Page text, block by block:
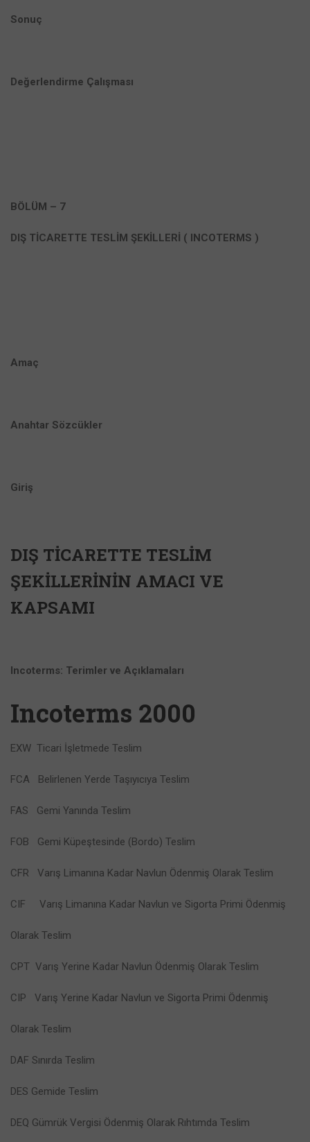
Sonuç
Değerlendirme Çalışması
BÖLÜM – 7
DIŞ TİCARETTE TESLİM ŞEKİLLERİ ( INCOTERMS )
Amaç
Anahtar Sözcükler
Giriş
DIŞ TICARETTE TESLIM
ŞEKILLERININ AMACI VE
KAPSAMI
Incoterms: Terimler ve Açıklamaları
Incoterms 2000
EXW Ticari İşletmede Teslim
FCA Belirlenen Yerde Taşıyıcıya Teslim
FAS Gemi Yanında Teslim
FOB Gemi Küpeştesinde (Bordo) Teslim
CFR Varış Limanına Kadar Navlun Ödenmiş Olarak Teslim
CIF Varış Limanına Kadar Navlun ve Sigorta Primi Ödenmiş
Olarak Teslim
CPT Varış Yerine Kadar Navlun Ödenmiş Olarak Teslim
CIP Varış Yerine Kadar Navlun ve Sigorta Primi Ödenmiş
Olarak Teslim
DAF Sınırda Teslim
DES Gemide Teslim
DEQ Gümrük Vergisi Ödenmiş Olarak Rıhtımda Teslim